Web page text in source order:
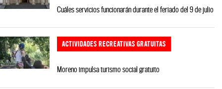
Cuáles servicios funcionarán durante el feriado del 9 de julio
ACTIVIDADES RECREATIVAS GRATUITAS
Moreno impulsa turismo social gratuito